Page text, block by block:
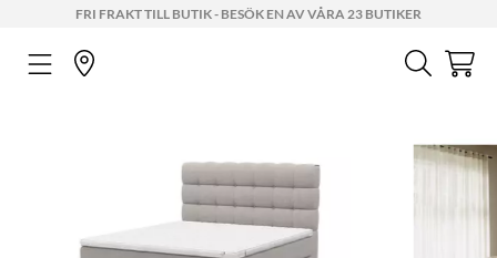
FRI FRAKT TILL BUTIK - BESÖK EN AV VÅRA 23 BUTIKER